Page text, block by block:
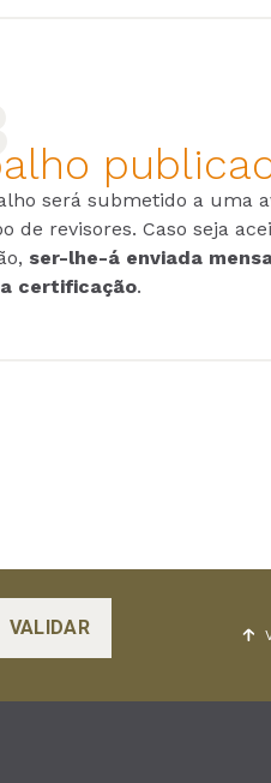
será submetido a uma
de revisores. Caso seja
ser-lhe-á enviada
certificação.